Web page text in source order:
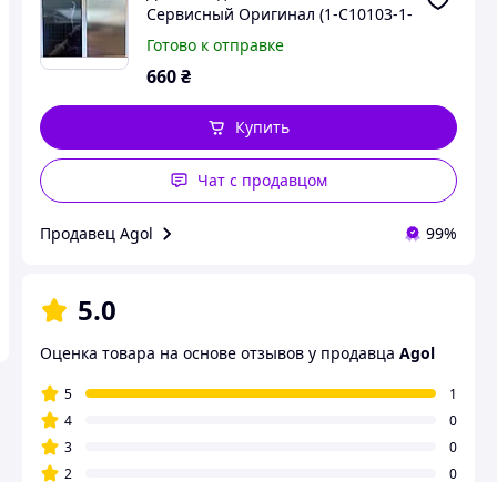
Сервисный Оригинал (1-C10103-1-
22-1)
Готово к отправке
660₴
Купить
Чат с продавцом
Продавец Agol 99%
5.0
Оценка товара на основе отзывов у продавца Agol
5
1
4
0
3
0
2
0